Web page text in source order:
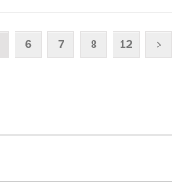
6 7 8 12